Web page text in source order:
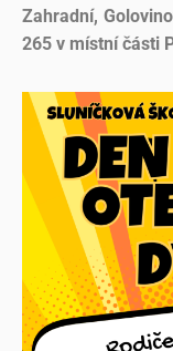
Zahradní,
265 v místní části